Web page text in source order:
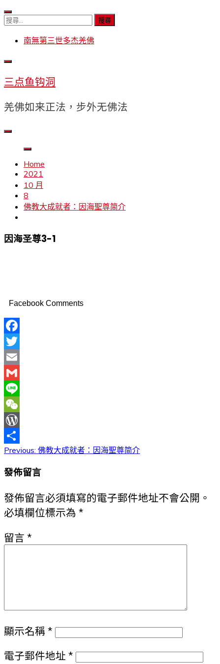
Skip
to
content
搜
南無第三世多杰羌佛
三点鱼钩洞
羌佛如来正法，步外无佛法
Home
2021
10 月
8
佛教大成就者：因海聖尊简介
因海圣尊3-1
Facebook Comments
Facebook
Twitter
Email
Gmail
Line
WeChat
WordPress
分
享
文
章
導
覽
Previous: 佛教大成就者：因海聖尊简介
發佈留言
發佈留言必須填寫的電子郵件地址不會公開。
必填欄位標示為 *
留言 *
顯示名稱*
電子郵件地址 *